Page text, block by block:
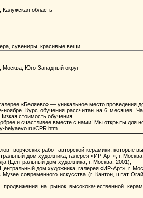
область
сувениры, красивые вещи.
Москва, Юго-Западный округ
«Беляево» — уникальное место проведения
Курс обучения рассчитан на 6 месяцев.
стоимость обучения.
и счастливее вместе с нами! Мы открыты для
belyaevo.ru/CPR.htm
творческих работ авторской керамики, которые
дом художника, галерея «ИР-Арт», г.
(Центральный дом художника, г. Москва, 2001);
дом художника, галерея «ИР-Арт», г.
современного искусства (г. Кантон, штат
на рынок высококачественной